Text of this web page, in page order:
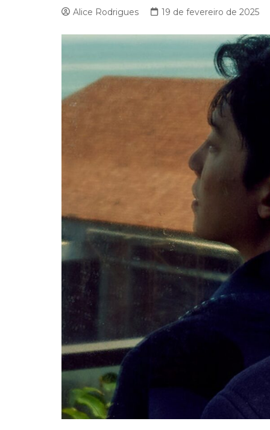
Alice Rodrigues 19 de fevereiro de 2025